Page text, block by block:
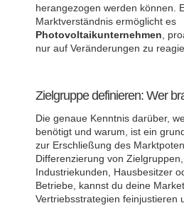
herangezogen werden können.
Marktverständnis ermöglicht es
Photovoltaikunternehmen ,
nur auf Veränderungen zu
Zielgruppe definieren: Wer
Die genaue Kenntnis darüber,
benötigt und warum, ist ein
zur Erschließung des
Differenzierung von
Industriekunden, Hausbesitzer
Betriebe, kannst du deine
Vertriebsstrategien feinjustieren